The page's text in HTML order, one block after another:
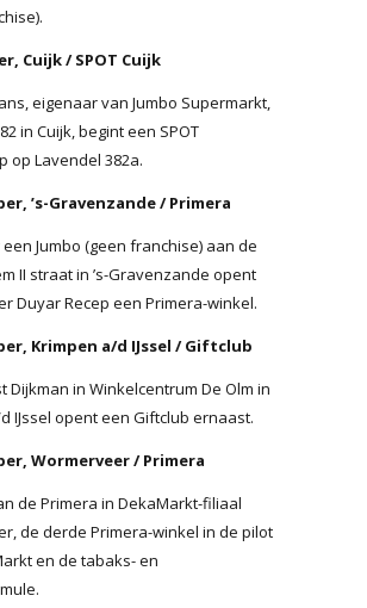
Cuijk / SPOT Cuijk
eigenaar van Jumbo Supermarkt,
in Cuijk, begint een SPOT
op Lavendel 382a.
’s-Gravenzande / Primera
Jumbo (geen franchise) aan de
II straat in ’s-Gravenzande opent
Duyar Recep een Primera-winkel.
Krimpen a/d IJssel / Giftclub
Dijkman in Winkelcentrum De Olm in
IJssel opent een Giftclub ernaast.
Wormerveer / Primera
de Primera in DekaMarkt-filiaal
de derde Primera-winkel in de pilot
en de tabaks- en